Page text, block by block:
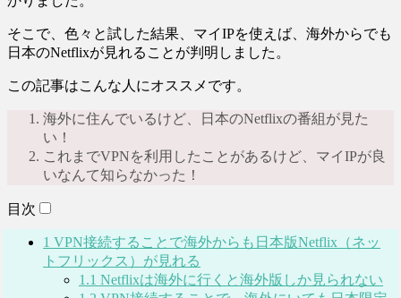
そこで、色々と試した結果、マイIPを使えば、海外からでも
日本のNetflixが見れることが判明しました。
この記事はこんな人にオススメです。
海外に住んでいるけど、日本のNetflixの番組が見た
い！
これまでVPNを利用したことがあるけど、マイIPが良
いなんて知らなかった！
目次
1 VPN接続することで海外からも日本版Netflix（ネッ
トフリックス）が見れる
1.1 Netflixは海外に行くと海外版しか見られない